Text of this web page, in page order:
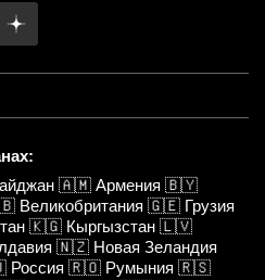
🇦🇲 Армения 🇧🇾
Великобритания 🇬🇪 Грузия
🇰🇬 Кыргызстан 🇱🇻
🇳🇿 Новая Зеландия
Россия 🇷🇴 Румыния 🇷🇸